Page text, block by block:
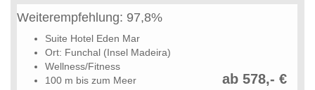
Weiterempfehlung: 97,8%
Suite Hotel Eden Mar
Ort: Funchal (Insel Madeira)
Wellness/Fitness
100 m bis zum Meer
ab 578,- €